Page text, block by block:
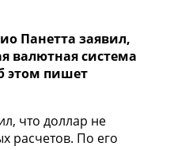
Панетта заявил,
валютная система
этом пишет
что доллар не
расчетов. По его